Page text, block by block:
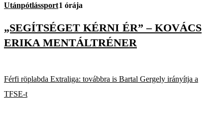
Utánpótlássport1 órája
„SEGÍTSÉGET KÉRNI ÉR” – KOVÁCS
ERIKA MENTÁLTRÉNER
Férfi röplabda Extraliga: továbbra is Bartal Gergely irányítja a
TFSE-t